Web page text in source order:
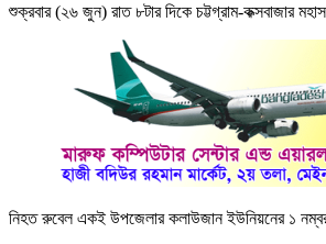
শুক্রবার (২৬ জুন) রাত ৮টার দিকে চট্টগ্রাম-কক্সবাজার
নিহত রুবেল একই উপজেলার কলাউজান ইউনিয়নের ১